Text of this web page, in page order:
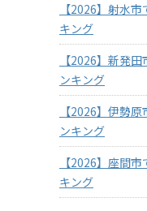
【2026】射水
キング
【2026】新発
ンキング
【2026】伊勢
ンキング
【2026】座間
キング